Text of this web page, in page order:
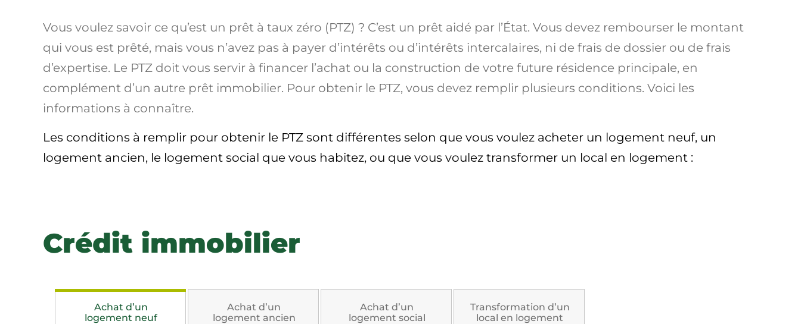
Vous voulez savoir ce qu’est un prêt à taux zéro (PTZ) ? C’est un prêt aidé par l’État. Vous devez rembourser le montant
qui vous est prêté, mais vous n’avez pas à payer d’intérêts ou d’intérêts intercalaires, ni de frais de dossier ou de frais
d’expertise. Le PTZ doit vous servir à financer l’achat ou la construction de votre future résidence principale, en
complément d’un autre prêt immobilier. Pour obtenir le PTZ, vous devez remplir plusieurs conditions. Voici les
informations à connaître.
Les conditions à remplir pour obtenir le PTZ sont différentes selon que vous voulez acheter un logement neuf, un
logement ancien, le logement social que vous habitez, ou que vous voulez transformer un local en logement :
Crédit immobilier
Achat d’un
logement neuf
Achat d’un
logement ancien
Achat d’un
logement social
Transformation d’un
local en logement